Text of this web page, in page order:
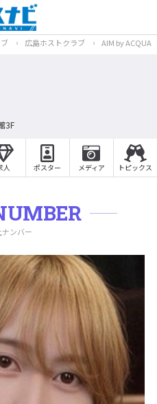
広島ホストクラブ AIM by ACQUA
3F
人 ポスター メディア トピックス
ンバー